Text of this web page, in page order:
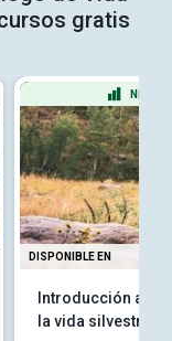
gratis
NIVEL
DISPONIBLE EN
Introducción a la
la vida silvestre